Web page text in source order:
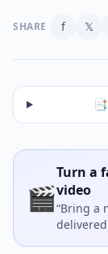
SHARE f 𝕏
🎬
Turn a
video
“Bring a